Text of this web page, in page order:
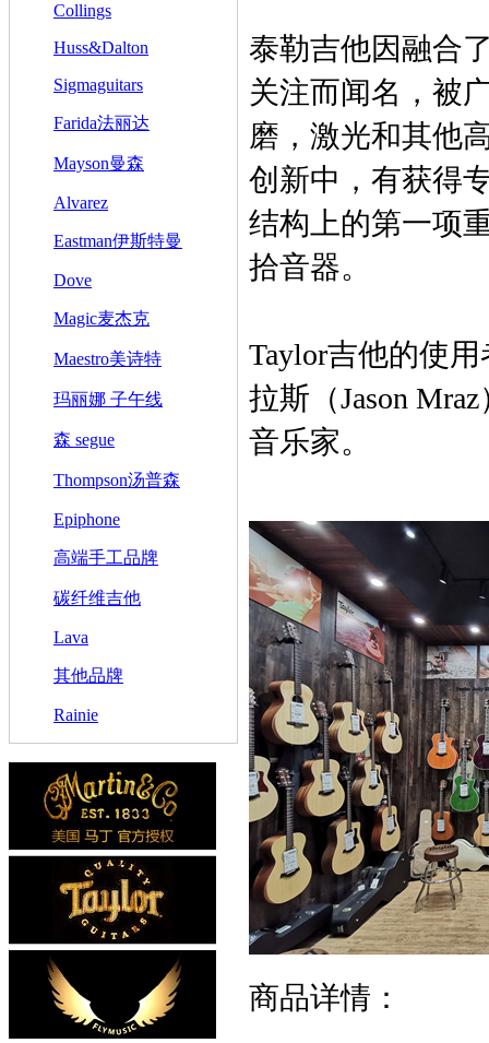
Collings
Huss&Dalton
Sigmaguitars
Farida法丽达
Mayson曼森
Alvarez
Eastman伊斯特曼
Dove
Magic麦杰克
Maestro美诗特
玛丽娜 子午线
森 segue
Thompson汤普森
Epiphone
高端手工品牌
碳纤维吉他
Lava
其他品牌
Rainie
泰勒吉他因融合
关注而闻名，被
磨，激光和其他
创新中，有获得
结构上的第一项
拾音器。
Taylor吉他的使
拉斯（Jason
音乐家。
商品详情：